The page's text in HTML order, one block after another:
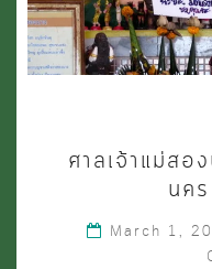
ศาลเจ้าแม่สอ
นค
March 1,